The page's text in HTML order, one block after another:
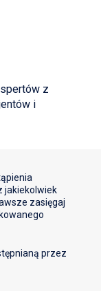
z
i
jakiekolwiek
zasięgaj
przez